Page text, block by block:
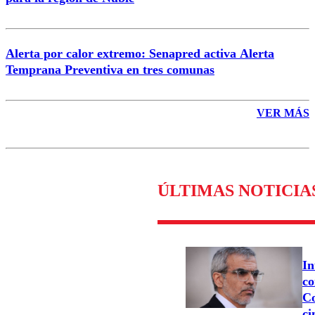
Alerta por calor extremo: Senapred activa Alerta
Temprana Preventiva en tres comunas
VER MÁS
ÚLTIMAS